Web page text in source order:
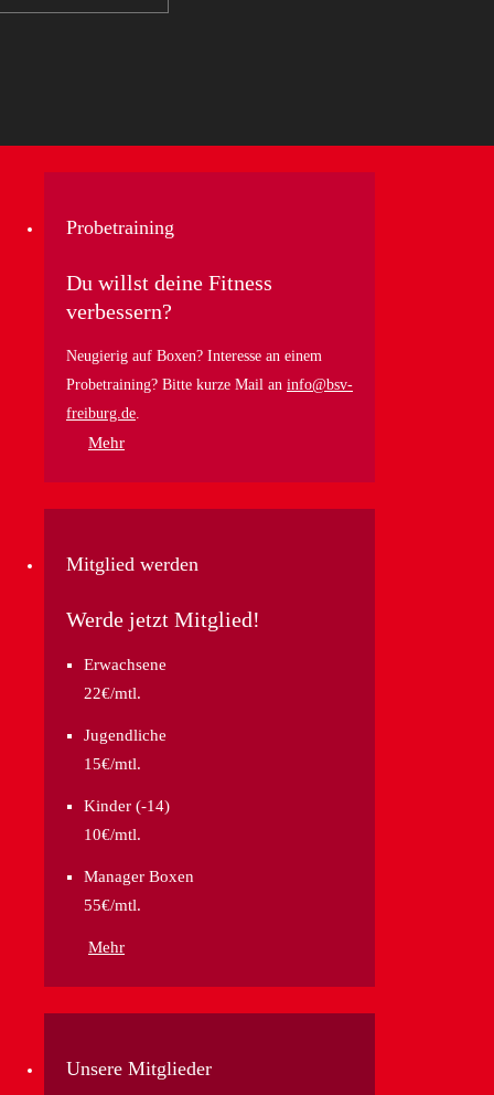
Probetraining
Du willst deine Fitness
verbessern?
Neugierig auf Boxen? Interesse an einem
Probetraining? Bitte kurze Mail an info@bsv-
freiburg.de
Mehr
Mitglied werden
Werde jetzt Mitglied!
Erwachsene
22€/mtl.
Jugendliche
15€/mtl.
Kinder (-14)
10€/mtl.
Manager Boxen
55€/mtl.
Mehr
Unsere Mitglieder